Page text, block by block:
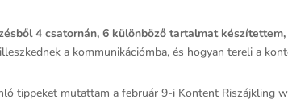
4 csatornán, 6 különböző tartalmat készítettem,
a kommunikációmba, és hogyan tereli a
tippeket mutattam a február 9-i Kontent Riszájkling